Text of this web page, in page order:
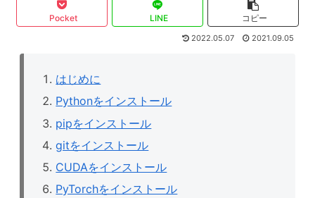
Pocket LINE コピー
2022.05.07 2021.09.05
はじめに
Pythonをインストール
pipをインストール
gitをインストール
CUDAをインストール
PyTorchをインストール